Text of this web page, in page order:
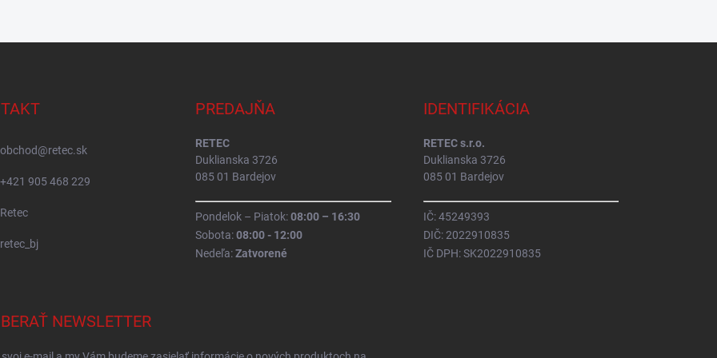
obchod@retec.sk
+421 905 468 229
Retec
retec_bj
PREDAJŇA
RETEC
Duklianska 3726
085 01 Bardejov
Pondelok – Piatok:08:00 – 16:30
Sobota:08:00 - 12:00
Nedeľa:Zatvorené
IDENTIFIKÁCIA
RETEC s.r.o.
Duklianska 3726
085 01 Bardejov
IČ: 45249393
DIČ: 2022910835
IČ DPH: SK2022910835
NEWSLETTER